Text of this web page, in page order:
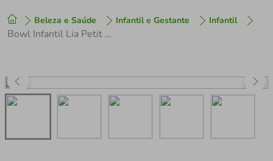
Beleza e Saúde Infantil e Gestante Infantil
Bowl Infantil Lia Petit Piá
1º tenis
perfume